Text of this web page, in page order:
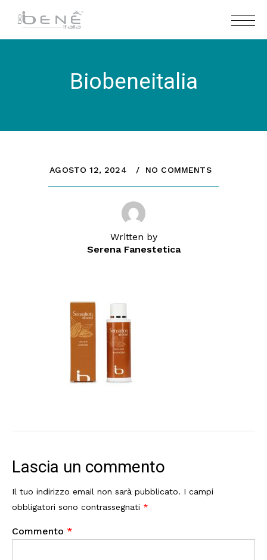
Biobeneitalia
AGOSTO 12, 2024 NO COMMENTS
Written by
Serena Fanestetica
Lascia un commento
Il tuo indirizzo email non sarà pubblicato. I campi
obbligatori sono contrassegnati *
Commento *